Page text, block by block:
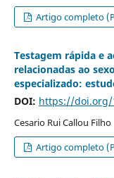
Artigo completo
Testagem rápida e
relacionadas ao
especializado:
DOI: https://doi.org/
Cesario Rui Callou Filho
Artigo completo